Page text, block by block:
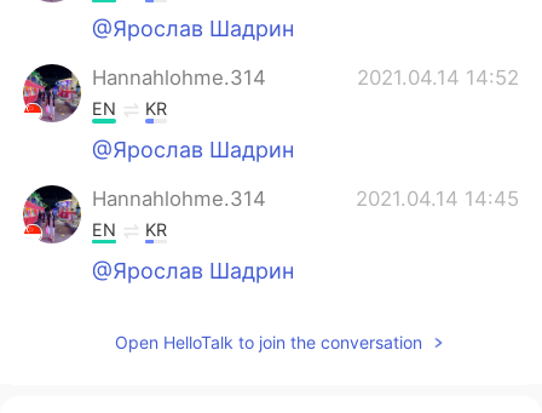
@Ярослав Шадрин
Hannahlohme.314 2021.04.14 14:52
EN KR
@Ярослав Шадрин
Hannahlohme.314 2021.04.14 14:45
EN KR
@Ярослав Шадрин
Open HelloTalk to join the conversation